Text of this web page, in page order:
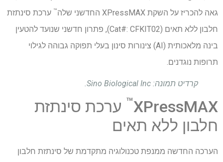
גאה להכריז על השקת XPressMAX החדשני שלה
™ ערכת סינתזת
חלבון ללא תאים (Cat#: CFKIT02), פתרון חדשני שנועד להטעין
בינה מלאכותית (AI) צינורות סינון בעלי תפוקה גבוהה לגילוי
תרופות נוגדנים.
קרדיט תמונה: Sino Biological Inc.
XPressMAX
™ ערכת סינתזת
חלבון ללא תאים
הערכה החדשה ממנפת טכנולוגיה מתקדמת של סינתזת חלבון